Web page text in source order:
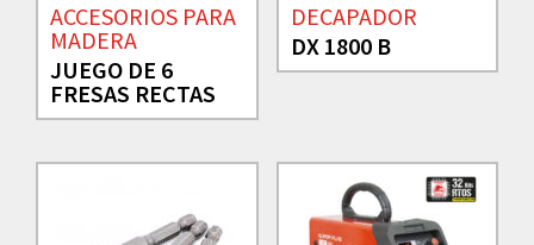
ACCESORIOS PARA
MADERA
JUEGO DE 6
FRESAS RECTAS
DECAPADOR
DX 1800 B